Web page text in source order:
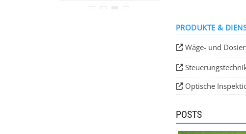
PRODUKTE &
Wäge- und
Optische
POSTS